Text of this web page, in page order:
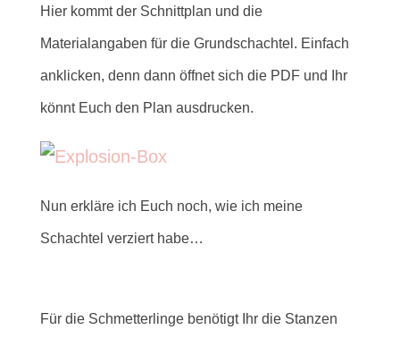
Hier kommt der Schnittplan und die
Materialangaben für die Grundschachtel. Einfach
anklicken, denn dann öffnet sich die PDF und Ihr
könnt Euch den Plan ausdrucken.
Nun erkläre ich Euch noch, wie ich meine
Schachtel verziert habe…
Für die Schmetterlinge benötigt Ihr die Stanzen